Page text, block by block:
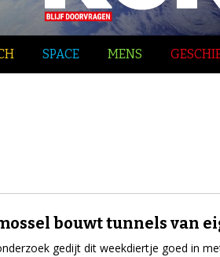
SPACE MENS
bouwt tunnels van
gedijt dit weekdiertje goed in